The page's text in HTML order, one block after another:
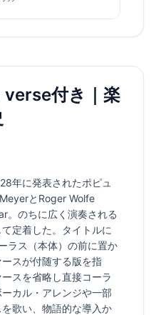
付き｜楽
年に発表されたポピュ
とRoger Wolfe
。のちに広く演奏される
定着した。タイトルに
ラス（本体）の前に置か
スが付随する版を指
スを省略し直接コーラ
カル・アレンジや一部
歌い、物語的な導入か